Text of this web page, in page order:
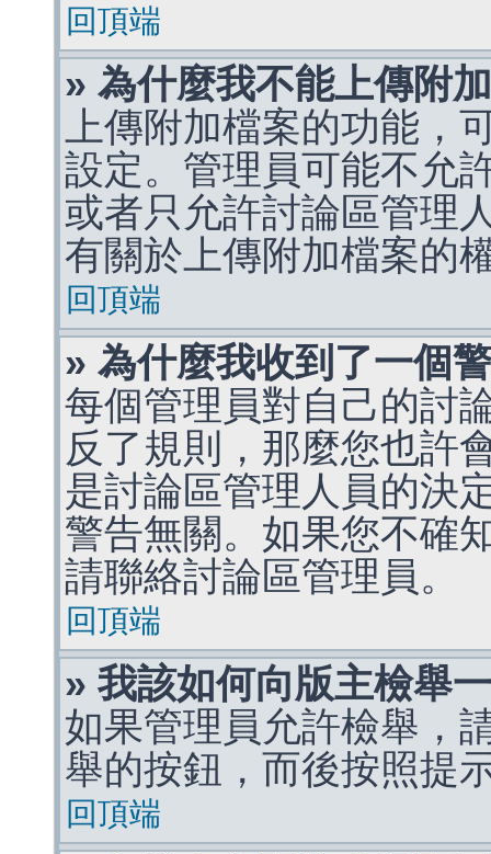
回頂端
» 為什麼我不能上傳附
上傳附加檔案的功能，
設定。管理員可能不允
或者只允許討論區管理
有關於上傳附加檔案的
回頂端
» 為什麼我收到了一個
每個管理員對自己的討
反了規則，那麼您也許
是討論區管理人員的決
警告無關。如果您不確
請聯絡討論區管理員。
回頂端
» 我該如何向版主檢舉
如果管理員允許檢舉，
舉的按鈕，而後按照提
回頂端